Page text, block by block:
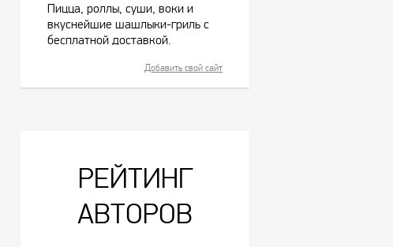
Пицца, роллы, суши, воки и
вкуснейшие шашлыки-гриль с
бесплатной доставкой.
Добавить свой сайт
РЕЙТИНГ
АВТОРОВ